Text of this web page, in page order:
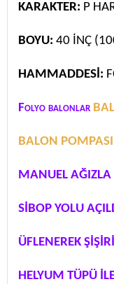
KARAKTER: P
BOYU: 40 İNÇ
HAMMADDESİ:
Folyo balonlar
BALON POMPASI
MANUEL AĞIZLA
SİBOP YOLU
ÜFLENEREK
HELYUM TÜPÜ